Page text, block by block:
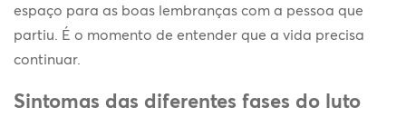
espaço para as boas lembranças com a pessoa que
partiu. É o momento de entender que a vida precisa
continuar.
Sintomas das diferentes fases do luto